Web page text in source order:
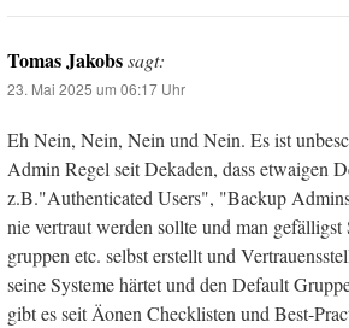
Tomas Jakobssagt:
23. Mai 2025 um 06:17 Uhr
Eh Nein, Nein, Nein und Nein. Es ist
Admin Regel seit Dekaden, dass etwaigen
z.B."Authenticated Users", "Backup
nie vertraut werden sollte und man
gruppen etc. selbst erstellt und
seine Systeme härtet und den Default
gibt es seit Äonen Checklisten und Best-